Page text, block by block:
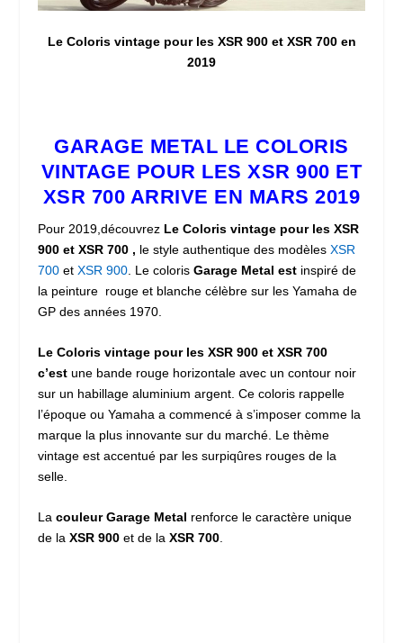
Le Coloris vintage pour les XSR 900 et XSR 700 en
2019
GARAGE METAL LE COLORIS
VINTAGE POUR LES XSR 900 ET
XSR 700 ARRIVE EN MARS 2019
Pour 2019,découvrez Le Coloris vintage pour les XSR
900 et XSR 700 , le style authentique des modèlesXSR
700 etXSR 900 . Le colorisGarage Metal est inspiré de
la peinture rouge et blanche célèbre sur les Yamaha de
GP des années 1970.
Le Coloris vintage pour les XSR 900 et XSR 700
c’estune bande rouge horizontale avec un contour noir
sur un habillage aluminium argent. Ce coloris rappelle
l’époque ou Yamaha a commencé à s’imposer comme la
marque la plus innovante sur du marché. Le thème
vintage est accentué par les surpiqûres rouges de la
selle.
Lacouleur Garage Metal renforce le caractère unique
de laXSR 900 et de la XSR 700.